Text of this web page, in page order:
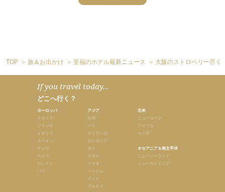
TOP 旅＆お出かけ 至福のホテル最新ニュース 大阪のストロベリー尽く
If you travel today...
どこへ行く？
ヨーロッパ
イタリア
フランス
イギリス
スペイン
チェコ
スイス
ロンドン
パリ
アジア
台湾
バリ
スリランカ
カンボジア
タイ
ラオス
マカオ
ベトナム
インド
ブルネイ
北米
ニューヨーク
アメリカ
カナダ
オセアニア＆南太平洋
ニュージーランド
ニューカレドニア